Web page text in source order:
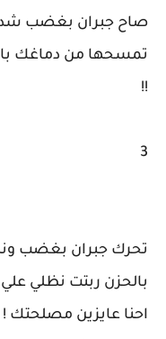
صاح جبران بغضب
تمسحها من دماغك
!!
3
تحرك جبران بغضب
بالحزن ربتت نظلي
احنا عايزين مصلحتك !